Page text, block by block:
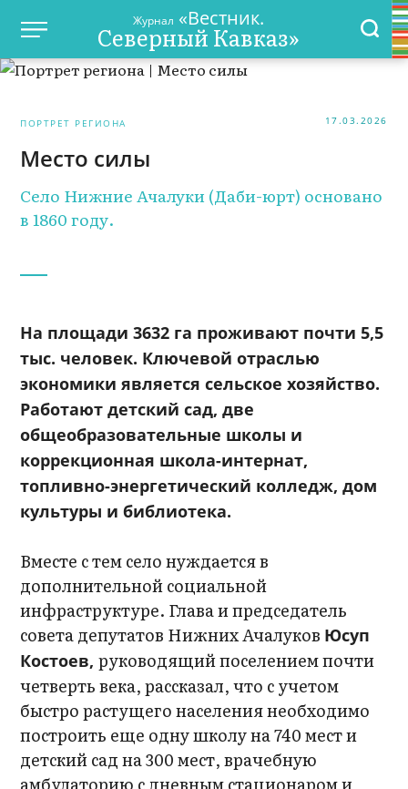
Журнал «Вестник.
Северный Кавказ»
ПОРТРЕТ РЕГИОНА 17.03.2026
Место силы
Село Нижние Ачалуки (Даби-юрт) основано
в 1860 году.
На площади 3632 га проживают почти 5,5
тыс. человек. Ключевой отраслью
экономики является сельское хозяйство.
Работают детский сад, две
общеобразовательные школы и
коррекционная школа-интернат,
топливно-энергетический колледж, дом
культуры и библиотека.
Вместе с тем село нуждается в
дополнительной социальной
инфраструктуре. Глава и председатель
совета депутатов Нижних Ачалуков Юсуп
Костоев,руководящий поселением почти
четверть века, рассказал, что с учетом
быстро растущего населения необходимо
построить еще одну школу на 740 мест и
детский сад на 300 мест, врачебную
амбулаторию с дневным стационаром и